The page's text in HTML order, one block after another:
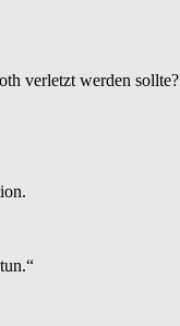
verletzt werden sollte?